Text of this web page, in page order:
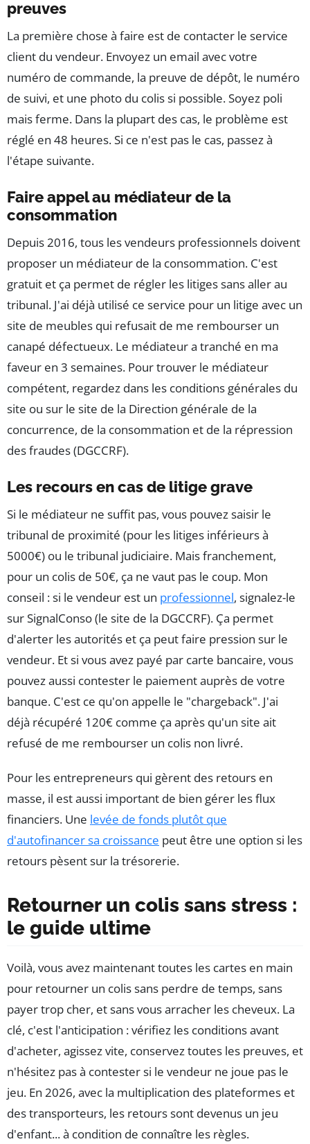
preuves
La première chose à faire est de contacter le service
client du vendeur. Envoyez un email avec votre
numéro de commande, la preuve de dépôt, le numéro
de suivi, et une photo du colis si possible. Soyez poli
mais ferme. Dans la plupart des cas, le problème est
réglé en 48 heures. Si ce n'est pas le cas, passez à
l'étape suivante.
Faire appel au médiateur de la
consommation
Depuis 2016, tous les vendeurs professionnels doivent
proposer un médiateur de la consommation. C'est
gratuit et ça permet de régler les litiges sans aller au
tribunal. J'ai déjà utilisé ce service pour un litige avec un
site de meubles qui refusait de me rembourser un
canapé défectueux. Le médiateur a tranché en ma
faveur en 3 semaines. Pour trouver le médiateur
compétent, regardez dans les conditions générales du
site ou sur le site de la Direction générale de la
concurrence, de la consommation et de la répression
des fraudes (DGCCRF).
Les recours en cas de litige grave
Si le médiateur ne suffit pas, vous pouvez saisir le
tribunal de proximité (pour les litiges inférieurs à
5000€) ou le tribunal judiciaire. Mais franchement,
pour un colis de 50€, ça ne vaut pas le coup. Mon
conseil : si le vendeur est un professionnel, signalez-le
sur SignalConso (le site de la DGCCRF). Ça permet
d'alerter les autorités et ça peut faire pression sur le
vendeur. Et si vous avez payé par carte bancaire, vous
pouvez aussi contester le paiement auprès de votre
banque. C'est ce qu'on appelle le "chargeback". J'ai
déjà récupéré 120€ comme ça après qu'un site ait
refusé de me rembourser un colis non livré.
Pour les entrepreneurs qui gèrent des retours en
masse, il est aussi important de bien gérer les flux
financiers. Une levée de fonds plutôt que
d'autofinancer sa croissance peut être une option si les
retours pèsent sur la trésorerie.
Retourner un colis sans stress :
le guide ultime
Voilà, vous avez maintenant toutes les cartes en main
pour retourner un colis sans perdre de temps, sans
payer trop cher, et sans vous arracher les cheveux. La
clé, c'est l'anticipation : vérifiez les conditions avant
d'acheter, agissez vite, conservez toutes les preuves, et
n'hésitez pas à contester si le vendeur ne joue pas le
jeu. En 2026, avec la multiplication des plateformes et
des transporteurs, les retours sont devenus un jeu
d'enfant... à condition de connaître les règles.